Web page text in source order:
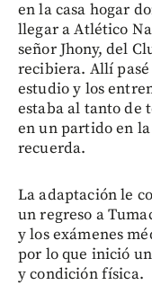
en la casa hogar
llegar a Atlético
señor Jhony, del
recibiera. Allí
estudio y los
estaba al tanto de
en un partido en la
recuerda.
La adaptación le
un regreso a
y los exámenes
por lo que inició
y condición física.